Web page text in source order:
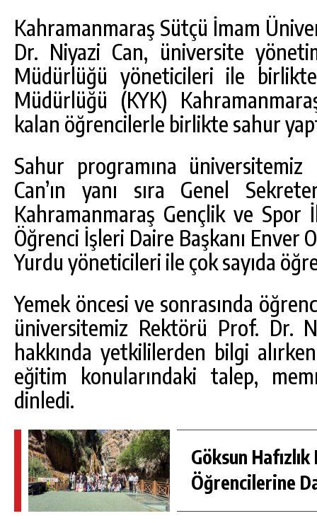
Kahramanmaraş Sütçü İmam
Dr. Niyazi Can, üniversite
Müdürlüğü yöneticileri ile
Müdürlüğü (KYK)
kalan öğrencilerle birlikte sahur
Sahur programına
Can’ın yanı sıra Genel
Kahramanmaraş Gençlik ve Spor
Öğrenci İşleri Daire Başkanı Enver
Yurdu yöneticileri ile çok sayıda
Yemek öncesi ve sonrasında
üniversitemiz Rektörü Prof. Dr.
hakkında yetkililerden bilgi
eğitim konularındaki talep,
dinledi.
Göksun Hafızlık
Öğrencilerine
GÜNLÜK HABER AKIŞI
GÖKSUN HAFIZLIK KIZ KUR’AN KURSU
ÖĞRENCILERINE DARENDE GEZISI.